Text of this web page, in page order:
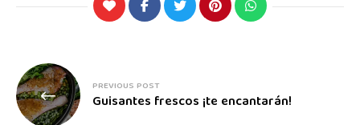
PREVIOUS POST
Guisantes frescos ¡te encantarán!